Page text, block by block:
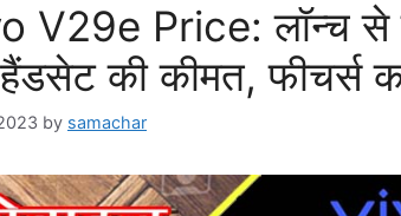
V29e Price: लॉन्च से
की कीमत, फीचर्स
by samachar